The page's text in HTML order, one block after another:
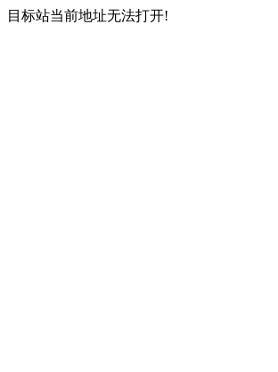
目标站当前地址无法打开!